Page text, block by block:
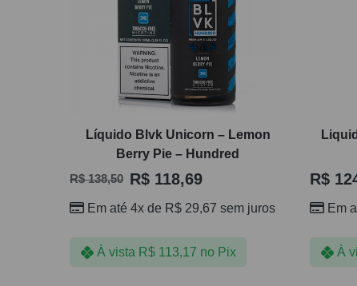
Líquido Blvk Unicorn – Lemon
Berry Pie – Hundred
R$138,50 R$ 118,69
Em até 4x de R$ 29,67 sem juros
À vista R$113,17 no Pix
R$
Em
À